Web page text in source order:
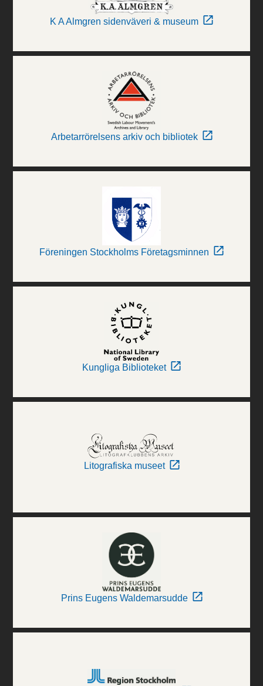
K A Almgren sidenväveri & museum
Arbetarrörelsens arkiv och bibliotek
Föreningen Stockholms Företagsminnen
Kungliga Biblioteket
Litografiska museet
Prins Eugens Waldemarsudde